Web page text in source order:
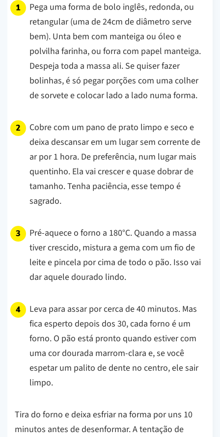
Pega uma forma de bolo inglês, redonda, ou
retangular (uma de 24cm de diâmetro serve
bem). Unta bem com manteiga ou óleo e
polvilha farinha, ou forra com papel manteiga.
Despeja toda a massa ali. Se quiser fazer
bolinhas, é só pegar porções com uma colher
de sorvete e colocar lado a lado numa forma.
Cobre com um pano de prato limpo e seco e
deixa descansar em um lugar sem corrente de
ar por 1 hora. De preferência, num lugar mais
quentinho. Ela vai crescer e quase dobrar de
tamanho. Tenha paciência, esse tempo é
sagrado.
Pré-aquece o forno a 180°C. Quando a massa
tiver crescido, mistura a gema com um fio de
leite e pincela por cima de todo o pão. Isso vai
dar aquele dourado lindo.
Leva para assar por cerca de 40 minutos. Mas
fica esperto depois dos 30, cada forno é um
forno. O pão está pronto quando estiver com
uma cor dourada marrom-clara e, se você
espetar um palito de dente no centro, ele sair
limpo.
Tira do forno e deixa esfriar na forma por uns 10
minutos antes de desenformar. A tentação de